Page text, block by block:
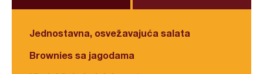
Jednostavna, osvežavajuća salata
Brownies sa jagodama